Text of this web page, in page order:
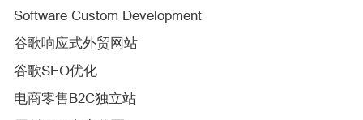
Software Custom Development
谷歌响应式外贸网站
谷歌SEO优化
电商零售B2C独立站